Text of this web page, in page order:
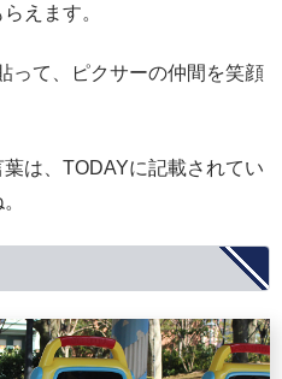
えます。
って、ピクサーの仲間を笑顔
は、TODAYに記載されてい